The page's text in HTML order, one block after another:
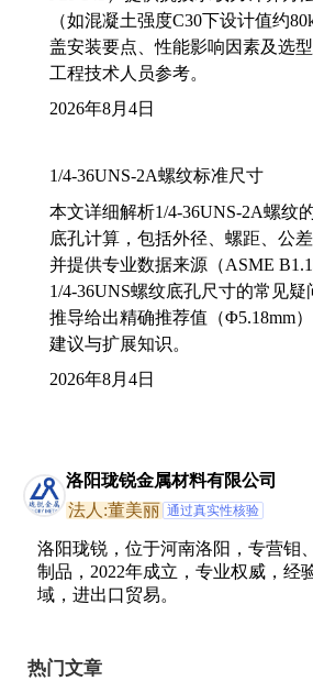
（如混凝土强度C30下设计值约
盖安装要点、性能影响因素及选
工程技术人员参考。
2026年8月4日
1/4-36UNS-2A螺纹标准尺寸
本文详细解析1/4-36UNS-2A螺纹
底孔计算，包括外径、螺距、公
并提供专业数据来源（ASME
1/4-36UNS螺纹底孔尺寸的常见
推导给出精确推荐值（Φ5.18mm
建议与扩展知识。
2026年8月4日
洛阳珑锐金属材料有限公司
法人:董美丽 通过真实性核验
洛阳珑锐，位于河南洛阳，专营钼
制品，2022年成立，专业权威，经
域，进出口贸易。
热门文章